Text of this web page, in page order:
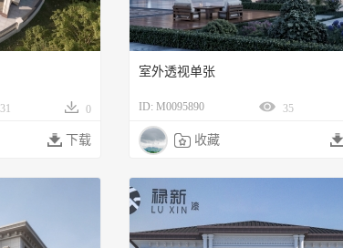
31 0
 下载
室外透视单张
ID: M0095890 35
 收藏